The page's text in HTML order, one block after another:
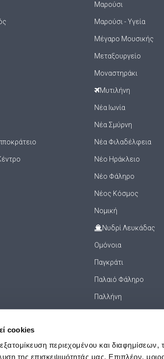
cookies
περιεχομένου και διαφημίσεων,
της επισκεψιμότητάς μας. Επιπλέον,
Μαρούσι
Μαρούσι - Υγεία
Μέγαρο Μουσικής
Μεταξουργείο
Μοναστηράκι
Μυτιλήνη
Νέα Ιωνία
Νέα Σμύρνη
Νέα Φιλαδέλφεια
Νέο Ηράκλειο
Νέο Φάληρο
Νέος Κόσμος
Νομική
Νυδρί Λευκάδας
Ομόνοια
Παγκράτι
Παλαιό Φάληρο
Παλλήνη
Πάρος